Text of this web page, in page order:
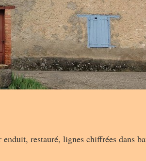
restauré, lignes chiffrées dans